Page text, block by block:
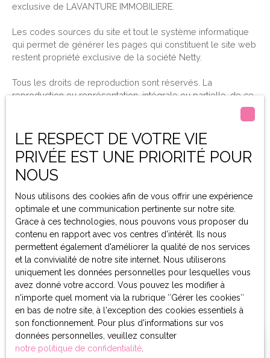
exclusive de LAVANTURE IMMOBILIERE.
Les codes sources du site et tout le système informatique
qui permet de générer les pages qui constituent le site web
restent propriété exclusive de la société Netty.
Tous les droits de reproduction sont réservés. La
reproduction ou représentation, intégrale ou partielle, de ce
site sur un support électronique ou tout autre support quel
expresse de la société Netty.
Liens externes
pointant vers d’autres sites internet indépendants. Ces liens
ne constituent, en aucun cas, une approbation ou un
partenariat entre LAVANTURE IMMOBILIERE et les sociétés
éditrices des sites externes. Dès lors, l’éditeur du présent
site ne saurait être tenu responsable de leurs contenus,
leurs produits, leurs publicités ou tous éléments ou services
présentés. En outre, l’éditeur du présent site ne garantit pas
la qualité permanente et continue du contenu de ces sites.
Force majeure
La responsabilité de l’éditeur du site ne pourra être engagée
LE RESPECT DE VOTRE VIE
PRIVÉE EST UNE PRIORITÉ POUR
NOUS
Nous utilisons des cookies afin de vous offrir une expérience
optimale et une communication pertinente sur notre site.
Grace à ces technologies, nous pouvons vous proposer du
contenu en rapport avec vos centres d'intérêt. Ils nous
permettent également d'améliorer la qualité de nos services
et la convivialité de notre site internet. Nous utiliserons
uniquement les données personnelles pour lesquelles vous
avez donné votre accord. Vous pouvez les modifier à
n'importe quel moment via la rubrique ″Gérer les cookies″
en bas de notre site, à l'exception des cookies essentiels à
son fonctionnement. Pour plus d'informations sur vos
données personnelles, veuillez consulter
notre politique de confidentialité